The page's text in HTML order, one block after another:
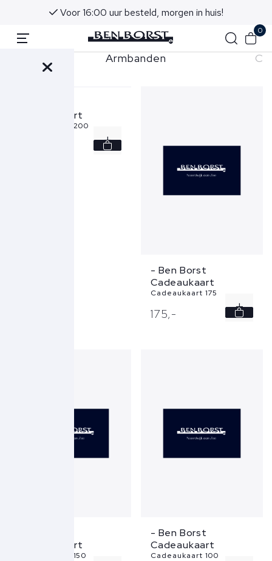
Voor 16:00 uur besteld, morgen in huis!
0
Armbanden
Cadeaukaart
Cadeaukaart 200
- Ben Borst
Cadeaukaart
Cadeaukaart 175
175,-
Cadeaukaart
Cadeaukaart 150
- Ben Borst
Cadeaukaart
Cadeaukaart 100